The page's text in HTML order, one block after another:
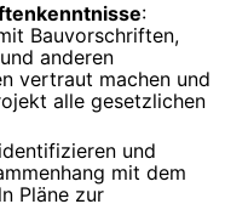
:
Bauvorschriften,
anderen
vertraut machen und
alle gesetzlichen
und
mit dem
Pläne zur